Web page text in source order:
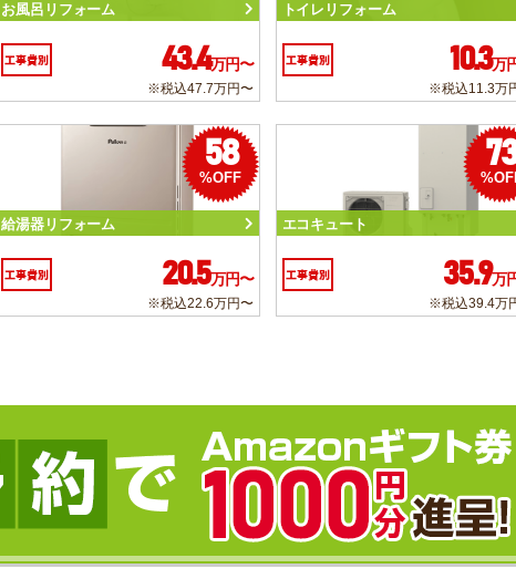
お風呂リフォーム
工事費別 43.4万円〜
※税込47.7万円〜
トイレリフォーム
工事費別 10.3万
※税込11.3万
58
%OFF
給湯器リフォーム
工事費別 20.5万円〜
※税込22.6万円〜
エコキュート
工事費別 35.9万
※税込39.4万